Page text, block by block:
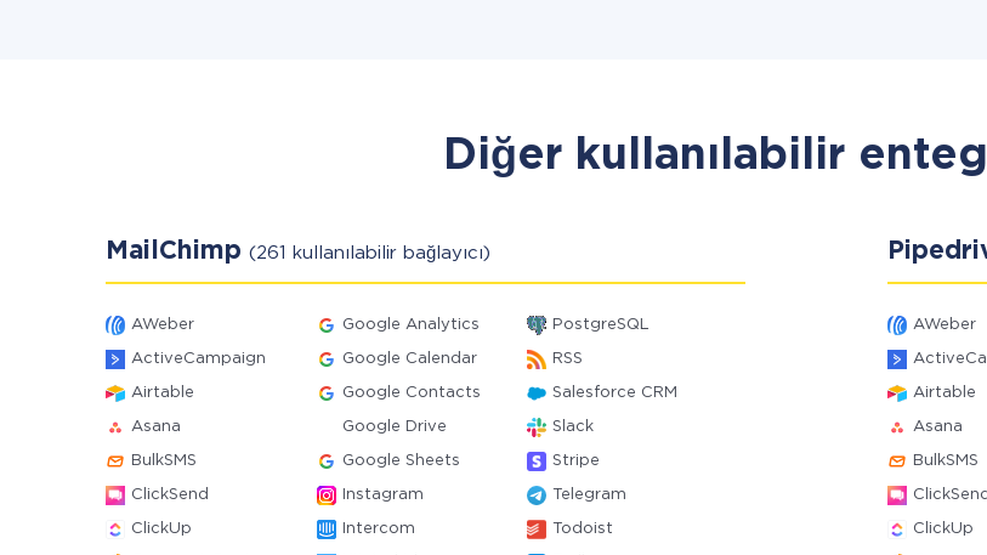
Diğer kullanılabilir
MailChimp (261 kullanılabilir bağlayıcı)
AWeber Google Analytics PostgreSQL
ActiveCampaign Google Calendar RSS
Airtable Google Contacts Salesforce CRM
Asana Google Drive Slack
BulkSMS Google Sheets Stripe
ClickSend Instagram Telegram
ClickUp Intercom Todoist
AWeber
Airtable
Asana
BulkSMS
ClickSend
ClickUp